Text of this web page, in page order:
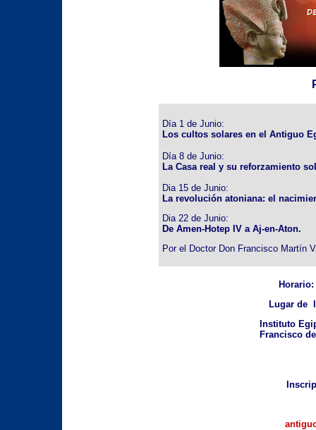
Día 1 de Junio:
Los cultos solares en el Antiguo
Día 8 de Junio:
La Casa real y su reforzamiento
Dia 15 de Junio:
La revolución atoniana: el
Dia 22 de Junio:
De Amen-Hotep IV a Aj-en-Aton.
Por el Doctor Don Francisco Martín
Horario:
Lugar de
Instituto
Francisco